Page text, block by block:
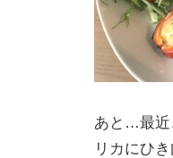
あと…最近
リカにひ